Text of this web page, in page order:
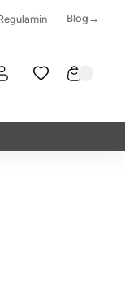
Blog→